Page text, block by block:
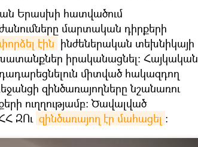
Երասխի հատվածում
մարտական դիրքերի
փորձել էին ինժեներական տեխնիկայի
իրականացնել: Հայկական
միտված հակազդող
զինծառայողները նշանառու
ուղղությամբ: Ծավալված
ԶՈւ զինծառայող էր մահացել :